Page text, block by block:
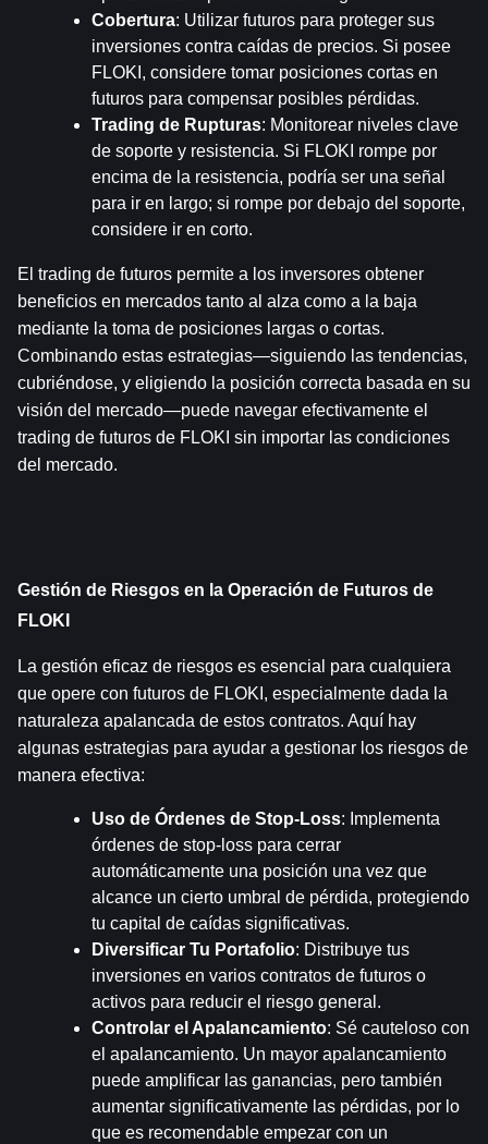
Cobertura: Utilizar futuros para proteger sus
inversiones contra caídas de precios. Si posee
FLOKI, considere tomar posiciones cortas en
futuros para compensar posibles pérdidas.
Trading de Rupturas: Monitorear niveles clave
de soporte y resistencia. Si FLOKI rompe por
encima de la resistencia, podría ser una señal
para ir en largo; si rompe por debajo del soporte,
considere ir en corto.
El trading de futuros permite a los inversores obtener
beneficios en mercados tanto al alza como a la baja
mediante la toma de posiciones largas o cortas.
Combinando estas estrategias—siguiendo las tendencias,
cubriéndose, y eligiendo la posición correcta basada en su
visión del mercado—puede navegar efectivamente el
trading de futuros de FLOKI sin importar las condiciones
del mercado.
Gestión de Riesgos en la Operación de Futuros de
FLOKI
La gestión eficaz de riesgos es esencial para cualquiera
que opere con futuros de FLOKI, especialmente dada la
naturaleza apalancada de estos contratos. Aquí hay
algunas estrategias para ayudar a gestionar los riesgos de
manera efectiva:
Uso de Órdenes de Stop-Loss: Implementa
órdenes de stop-loss para cerrar
automáticamente una posición una vez que
alcance un cierto umbral de pérdida, protegiendo
tu capital de caídas significativas.
Diversificar Tu Portafolio: Distribuye tus
inversiones en varios contratos de futuros o
activos para reducir el riesgo general.
Controlar el Apalancamiento: Sé cauteloso con
el apalancamiento. Un mayor apalancamiento
puede amplificar las ganancias, pero también
aumentar significativamente las pérdidas, por lo
que es recomendable empezar con un